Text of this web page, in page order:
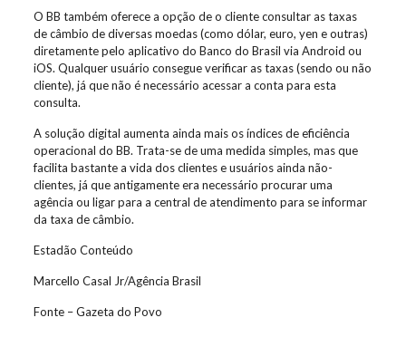
O BB também oferece a opção de o cliente consultar as taxas
de câmbio de diversas moedas (como dólar, euro, yen e outras)
diretamente pelo aplicativo do Banco do Brasil via Android ou
iOS. Qualquer usuário consegue verificar as taxas (sendo ou não
cliente), já que não é necessário acessar a conta para esta
consulta.
A solução digital aumenta ainda mais os índices de eficiência
operacional do BB. Trata-se de uma medida simples, mas que
facilita bastante a vida dos clientes e usuários ainda não-
clientes, já que antigamente era necessário procurar uma
agência ou ligar para a central de atendimento para se informar
da taxa de câmbio.
Estadão Conteúdo
Marcello Casal Jr/Agência Brasil
Fonte – Gazeta do Povo